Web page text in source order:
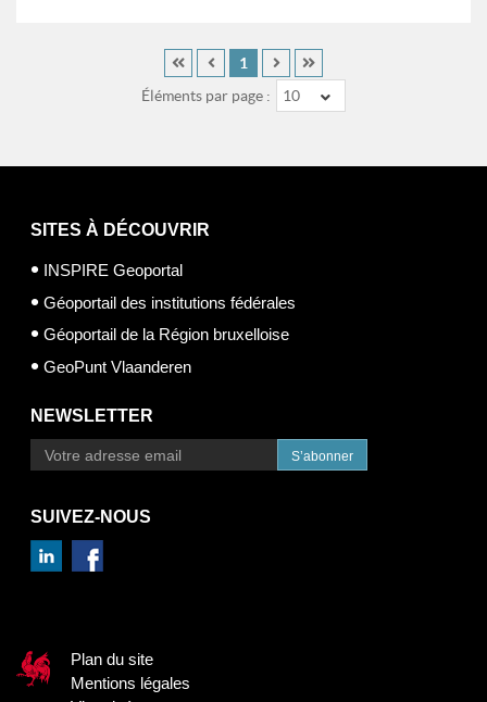
Éléments par page : 10
1
SITES À DÉCOUVRIR
INSPIRE Geoportal
Géoportail des institutions fédérales
Géoportail de la Région bruxelloise
GeoPunt Vlaanderen
NEWSLETTER
S’abonner
SUIVEZ-NOUS
Plan du site
Mentions légales